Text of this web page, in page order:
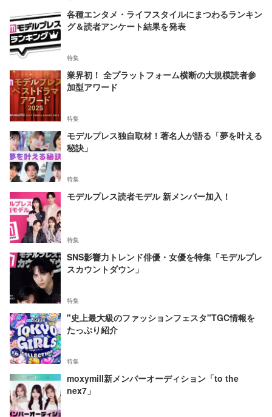
各種エンタメ・ライフスタイルにまつわるランキン
グ＆読者アンケート結果を発表
特集
業界初！ 全プラットフォーム横断の大規模読者参
加型アワード
特集
モデルプレス独自取材！著名人が語る「夢を叶える
秘訣」
特集
モデルプレス読者モデル 新メンバー加入！
特集
SNS影響力トレンド俳優・女優を特集「モデルプレ
スカウントダウン」
特集
"史上最大級のファッションフェスタ"TGC情報を
たっぷり紹介
特集
moxymill新メンバーオーディション「to the
nex7」